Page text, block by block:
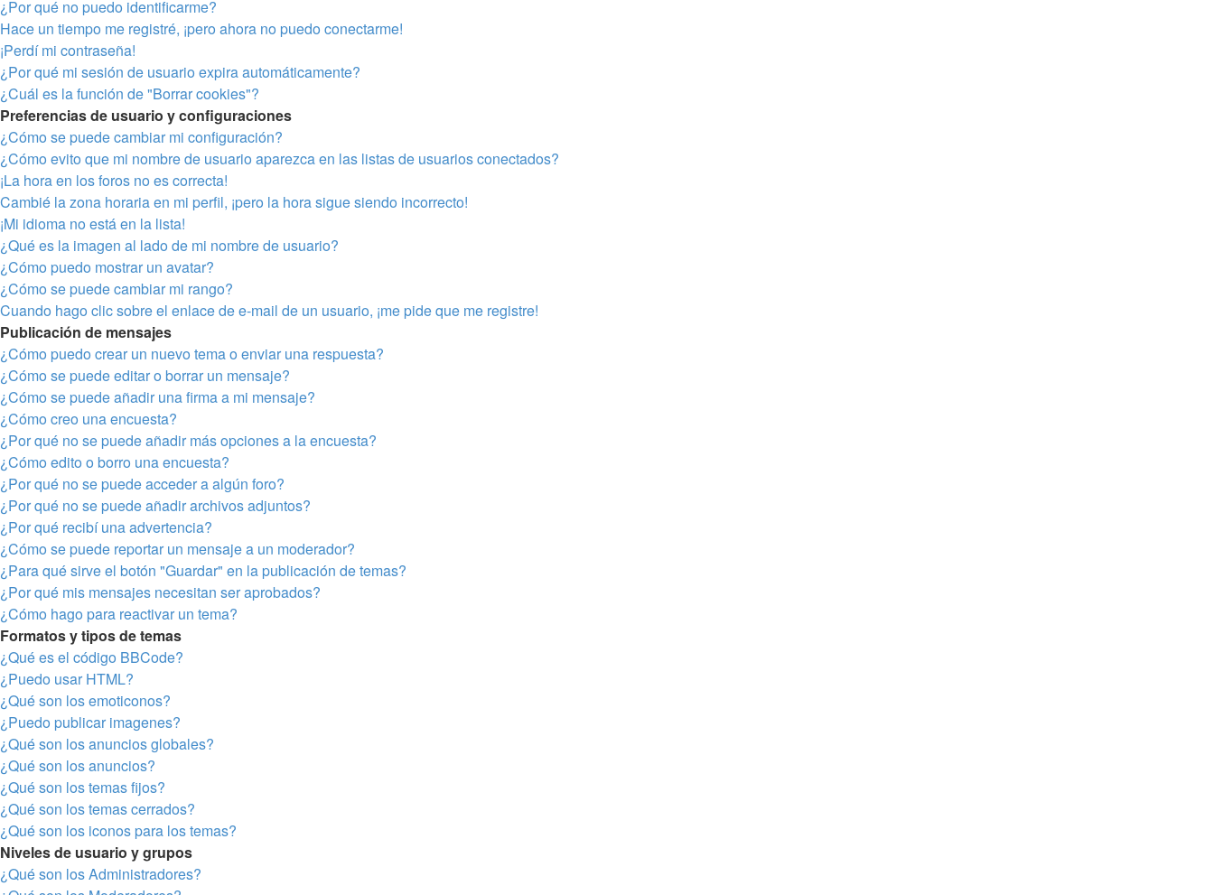
¿Por qué no puedo identificarme?
Hace un tiempo me registré, ¡pero ahora no puedo conectarme!
¡Perdí mi contraseña!
¿Por qué mi sesión de usuario expira automáticamente?
¿Cuál es la función de "Borrar cookies"?
Preferencias de usuario y configuraciones
¿Cómo se puede cambiar mi configuración?
¿Cómo evito que mi nombre de usuario aparezca en las listas de usuarios conectados?
¡La hora en los foros no es correcta!
Cambié la zona horaria en mi perfil, ¡pero la hora sigue siendo incorrecto!
¡Mi idioma no está en la lista!
¿Qué es la imagen al lado de mi nombre de usuario?
¿Cómo puedo mostrar un avatar?
¿Cómo se puede cambiar mi rango?
Cuando hago clic sobre el enlace de e-mail de un usuario, ¡me pide que me registre!
Publicación de mensajes
¿Cómo puedo crear un nuevo tema o enviar una respuesta?
¿Cómo se puede editar o borrar un mensaje?
¿Cómo se puede añadir una firma a mi mensaje?
¿Cómo creo una encuesta?
¿Por qué no se puede añadir más opciones a la encuesta?
¿Cómo edito o borro una encuesta?
¿Por qué no se puede acceder a algún foro?
¿Por qué no se puede añadir archivos adjuntos?
¿Por qué recibí una advertencia?
¿Cómo se puede reportar un mensaje a un moderador?
¿Para qué sirve el botón "Guardar" en la publicación de temas?
¿Por qué mis mensajes necesitan ser aprobados?
¿Cómo hago para reactivar un tema?
Formatos y tipos de temas
¿Qué es el código BBCode?
¿Puedo usar HTML?
¿Qué son los emoticonos?
¿Puedo publicar imagenes?
¿Qué son los anuncios globales?
¿Qué son los anuncios?
¿Qué son los temas fijos?
¿Qué son los temas cerrados?
¿Qué son los iconos para los temas?
Niveles de usuario y grupos
¿Qué son los Administradores?